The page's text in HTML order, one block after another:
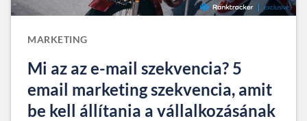
MARKETING
Mi az az e-mail szekvencia? 5
email marketing szekvencia, amit
be kell állítania a vállalkozásának